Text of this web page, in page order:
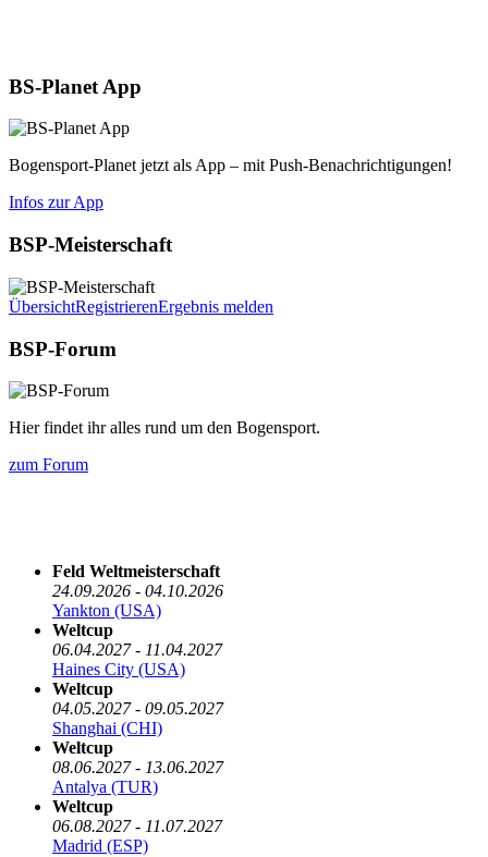
BS-Planet App
Bogensport-Planet jetzt als App – mit Push-Benachrichtigungen!
Infos zur App
BSP-Meisterschaft
ÜbersichtRegistrierenErgebnis melden
BSP-Forum
Hier findet ihr alles rund um den Bogensport.
zum Forum
Feld Weltmeisterschaft
24.09.2026 - 04.10.2026
Yankton (USA)
Weltcup
06.04.2027 - 11.04.2027
Haines City (USA)
Weltcup
04.05.2027 - 09.05.2027
Shanghai (CHI)
Weltcup
08.06.2027 - 13.06.2027
Antalya (TUR)
Weltcup
06.08.2027 - 11.07.2027
Madrid (ESP)